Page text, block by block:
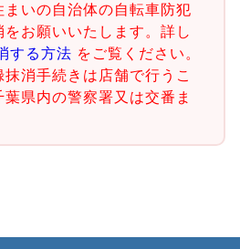
いの自治体の自転車防犯
お願いいたします。詳し
する方法 をご覧ください。
消手続きは店舗で行うこ
県内の警察署又は交番ま